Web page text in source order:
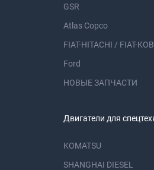
GSR
Atlas Copco
FIAT-HITACHI / FIAT-
Ford
НОВЫЕ ЗАПЧАСТИ
Двигатели для
KOMATSU
SHANGHAI DIESEL